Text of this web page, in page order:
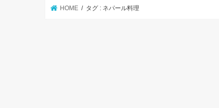
HOME タグ : ネパール料理